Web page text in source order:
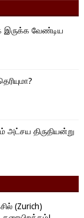
இருக்க வேண்டிய
அட்சய திருதியன்று
(Zurich)